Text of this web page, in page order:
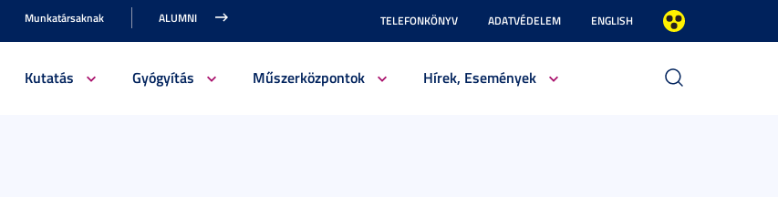
Munkatársaknak ALUMNI TELEFONKÖNYV ADATVÉDELEM ENGLISH
Kutatás Gyógyítás Műszerközpontok Hírek, Események